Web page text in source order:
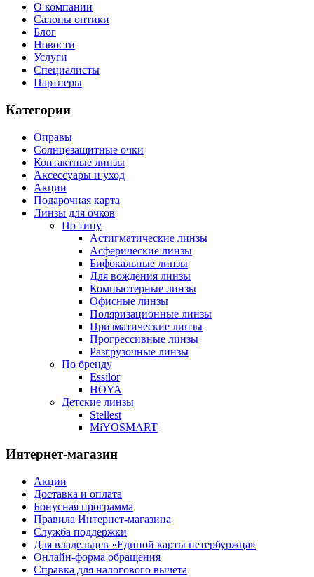
О компании
Салоны оптики
Блог
Новости
Услуги
Специалисты
Партнеры
Категории
Оправы
Солнцезащитные очки
Контактные линзы
Аксессуары и уход
Акции
Подарочная карта
Линзы для очков
По типу
Астигматические линзы
Асферические линзы
Бифокальные линзы
Для вождения линзы
Компьютерные линзы
Офисные линзы
Поляризационные линзы
Призматические линзы
Прогрессивные линзы
Разгрузочные линзы
По бренду
Essilor
HOYA
Детские линзы
Stellest
MiYOSMART
Интернет-магазин
Акции
Доставка и оплата
Бонусная программа
Правила Интернет-магазина
Служба поддержки
Для владельцев «Единой карты петербуржца»
Онлайн-форма обращения
Справка для налогового вычета